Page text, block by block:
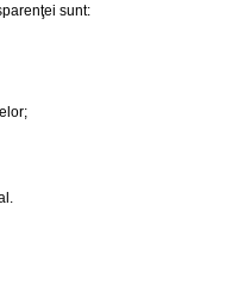
sunt: